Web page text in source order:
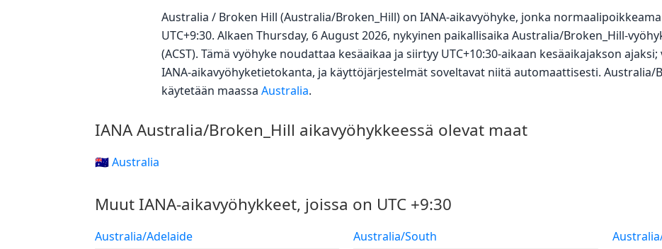
Australia / Broken Hill (Australia/Broken_Hill) on IANA-aikavyöhyke, jonka normaalipoikkeama
UTC+9:30. Alkaen Thursday, 6 August 2026, nykyinen paikallisaika Australia/Broken_Hill-
(ACST). Tämä vyöhyke noudattaa kesäaikaa ja siirtyy UTC+10:30-aikaan kesäaikajakson
IANA-aikavyöhyketietokanta, ja käyttöjärjestelmät soveltavat niitä automaattisesti. Australia/
käytetään maassa Australia.
IANA Australia/Broken_Hill aikavyöhykkeessä olevat maat
🇦🇺 Australia
Muut IANA-aikavyöhykkeet, joissa on UTC +9:30
Australia/Adelaide
Australia/South